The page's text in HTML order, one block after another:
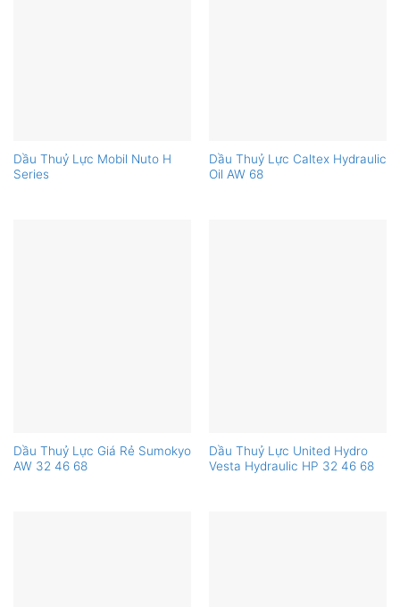
Dầu Thuỷ Lực Mobil Nuto H
Series
Dầu Thuỷ Lực Caltex Hydraulic
Oil AW 68
Dầu Thuỷ Lực Giá Rẻ Sumokyo
AW 32 46 68
Dầu Thuỷ Lực United Hydro
Vesta Hydraulic HP 32 46 68